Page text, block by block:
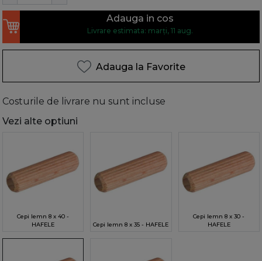
Adauga in cos
Livrare estimata: marți, 11 aug.
Adauga la Favorite
Costurile de livrare nu sunt incluse
Vezi alte optiuni
Cepi lemn 8 x 40 -
HAFELE
Cepi lemn 8 x 35 - HAFELE
Cepi lemn 8 x 30 -
HAFELE